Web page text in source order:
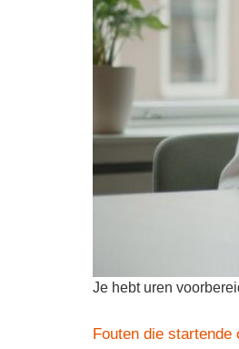
Je hebt uren
Fouten die